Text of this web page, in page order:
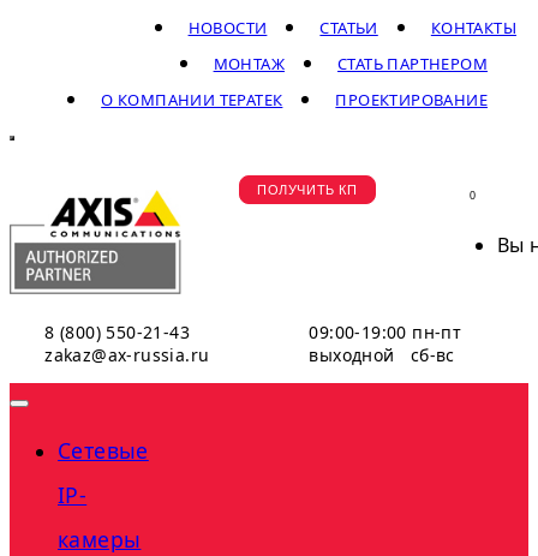
КОНТАКТЫ
СТАТЬИ
НОВОСТИ
СТАТЬ ПАРТНЕРОМ
МОНТАЖ
ПРОЕКТИРОВАНИЕ
О КОМПАНИИ ТЕРАТЕК
8 (800) 550-21-43
zakaz@ax-russia.ru
09:00-19:00 пн-пт
выходной сб-вс
ПОЛУЧИТЬ КП 0
Вы
Сетевые
IP-
камеры